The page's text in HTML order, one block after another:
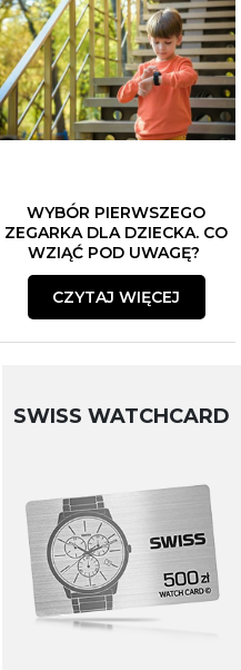
WYBÓR PIERWSZEGO
ZEGARKA DLA DZIECKA. CO
WZIĄĆ POD UWAGĘ?
CZYTAJ WIĘCEJ
SWISS WATCHCARD